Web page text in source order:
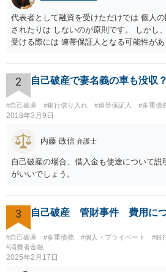
代表者として融資を受けただけでは 個人
されたりは しないのが原則です。 しかし
受ける際には 連帯保証人となる可能性が
があります。 個人の財産について責任を
人にもならず、 返済計画が確実であると
ことにする他ないと思います。
2 自己破産で妻名義の車も没収
#自己破産 #銀行借り入れ #連帯保証人 #多重債
2018年3月9日
内藤 政信 弁護士
自己破産の場合、借入金も使途について説
がいいでしょう。
3 自己破産 管財事件 費用に
#自己破産 #多重債務 #個人・プライベート #銀
#消費者金融
2025年2月17日